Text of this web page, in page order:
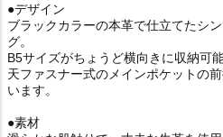
●デザイン
ブラックカラーの本革で仕立てたシ
グ。
B5サイズがちょうど横向きに収納可
天ファスナー式のメインポケットの
います。
●素材